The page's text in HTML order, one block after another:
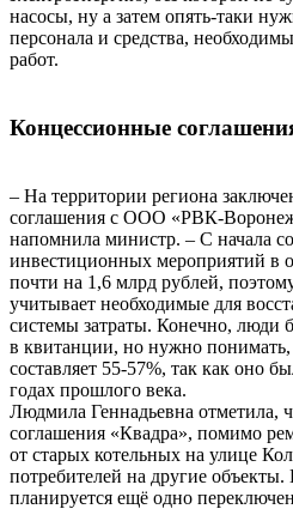
насосы, ну а затем опять-таки
персонала и средства,
работ.
Концессионные
– На территории региона
соглашения с ООО «РВК-
напомнила министр. – С начала
инвестиционных мероприятий в
почти на 1,6 млрд рублей,
учитывает необходимые для
системы затраты. Конечно, люди
в квитанции, но нужно понимать,
составляет 55-57%, так как оно
годах прошлого века.
Людмила Геннадьевна отметила,
соглашения «Квадра», помимо
от старых котельных на улице
потребителей на другие
планируется ещё одно